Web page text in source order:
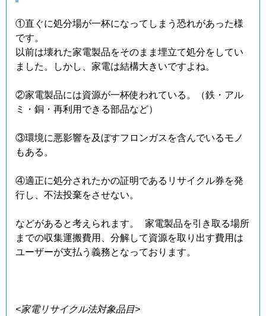
①直ぐに処分場が一杯になってしまう恐れがあった様
です。
以前は壊れた家電製品をそのまま埋立て処分をしてい
ました。しかし、家電は結構大きいですよね。
②家電製品には資源が一杯使われている。（鉄・アル
ミ・銅・再利用できる部品など）
③環境に悪影響を及ぼすフロンガスを含んでいるモノ
もある。
④適正に処分されたかの証明であるリサイクル券を発
行し、不法投棄をさせない。
などがあると考えられます。 家電製品を引き取る場所
までの収集運搬費用、分解して資源を取り出す費用は
ユーザーが支払う義務となっております。
<家電リサイクル法対象品目>